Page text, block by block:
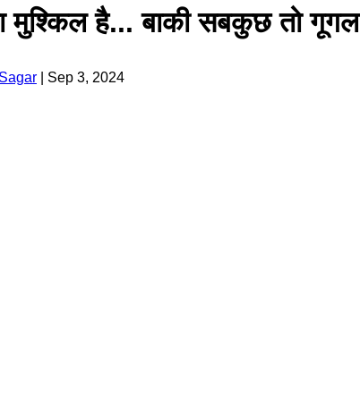
मुश्किल है... बाकी सबकुछ तो
Sep 3, 2024